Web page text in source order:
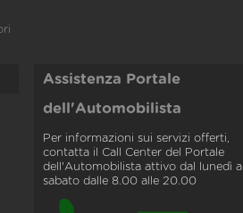
Assistenza Portale
dell'Automobilista
Per informazioni sui servizi offerti,
contatta il Call Center del Portale
dell'Automobilista attivo dal lunedì al
sabato dalle 8.00 alle 20.00